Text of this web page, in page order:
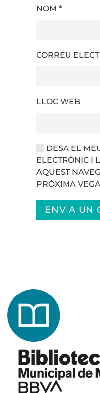
NOM *
CORREU
LLOC WEB
DESA EL
ELECTRÒNIC I
AQUEST
PRÒXIMA
ENVIA UN